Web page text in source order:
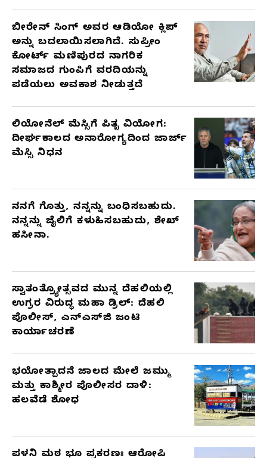
ಬೀರೇನ್ ಸಿಂಗ್ ಅವರ ಆಡಿಯೋ ಕ್ಲಿಪ್
ಅನ್ನು ಬದಲಾಯಿಸಲಾಗಿದೆ. ಸುಪ್ರೀಂ
ಕೋರ್ಟ್ ಮಣಿಪುರದ ನಾಗರಿಕ
ಸಮಾಜದ ಗುಂಪಿಗೆ ವರದಿಯನ್ನು
ಪಡೆಯಲು ಅವಕಾಶ ನೀಡುತ್ತದೆ
ಲಿಯೋನೆಲ್ ಮೆಸ್ಸಿಗೆ ಪಿತೃ ವಿಯೋಗ:
ದೀರ್ಘಕಾಲದ ಅನಾರೋಗ್ಯದಿಂದ ಜಾರ್ಜ್
ಮೆಸ್ಸಿ ನಿಧನ
ನನಗೆ ಗೊತ್ತು, ನನ್ನನ್ನು ಬಂಧಿಸಬಹುದು.
ನನ್ನನ್ನು ಜೈಲಿಗೆ ಕಳುಹಿಸಬಹುದು, ಶೇಖ್
ಹಸೀನಾ.
ಸ್ವಾತಂತ್ರ್ಯೋತ್ಸವದ ಮುನ್ನ ದೆಹಲಿಯಲ್ಲಿ
ಉಗ್ರರ ವಿರುದ್ಧ ಮಹಾ ಡ್ರಿಲ್: ದೆಹಲಿ
ಪೊಲೀಸ್, ಎನ್‌ಎಸ್‌ಜಿ ಜಂಟಿ
ಕಾರ್ಯಾಚರಣೆ
ಭಯೋತ್ಪಾದನೆ ಜಾಲದ ಮೇಲೆ ಜಮ್ಮು
ಮತ್ತು ಕಾಶ್ಮೀರ ಪೊಲೀಸರ ದಾಳಿ:
ಹಲವೆಡೆ ಶೋಧ
ಪಳನಿ ಮಠ ಭೂ ಪ್ರಕರಣಃ ಆರೋಪಿ